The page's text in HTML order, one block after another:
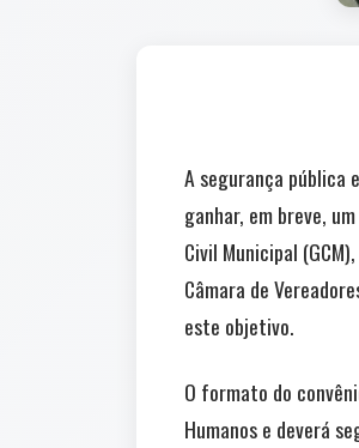
A segurança pública
ganhar, em breve,
Civil Municipal
Câmara de
este objetivo.
O formato do
Humanos e deverá